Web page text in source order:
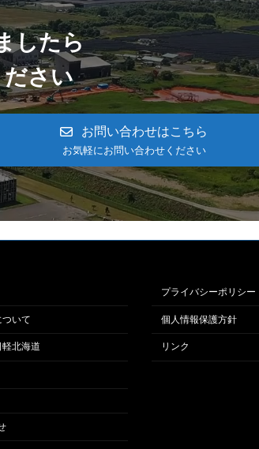
したら
さい
お問い合わせはこちら
お気軽にお問い合わせください
ついて
北海道
プライバシーポリシー
個人情報保護方針
リンク